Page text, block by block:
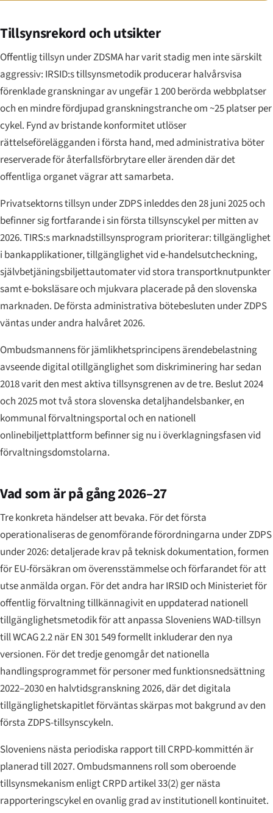
Tillsynsrekord och utsikter
Offentlig tillsyn under ZDSMA har varit stadig men inte särskilt
aggressiv: IRSID:s tillsynsmetodik producerar halvårsvisa
förenklade granskningar av ungefär 1 200 berörda webbplatser
och en mindre fördjupad granskningstranche om ~25 platser per
cykel. Fynd av bristande konformitet utlöser
rättelseförelägganden i första hand, med administrativa böter
reserverade för återfallsförbrytare eller ärenden där det
offentliga organet vägrar att samarbeta.
Privatsektorns tillsyn under ZDPS inleddes den 28 juni 2025 och
befinner sig fortfarande i sin första tillsynscykel per mitten av
2026. TIRS:s marknadstillsynsprogram prioriterar: tillgänglighet
i bankapplikationer, tillgänglighet vid e-handelsutcheckning,
självbetjäningsbiljettautomater vid stora transportknutpunkter
samt e-boksläsare och mjukvara placerade på den slovenska
marknaden. De första administrativa bötebesluten under ZDPS
väntas under andra halvåret 2026.
Ombudsmannens för jämlikhetsprincipens ärendebelastning
avseende digital otillgänglighet som diskriminering har sedan
2018 varit den mest aktiva tillsynsgrenen av de tre. Beslut 2024
och 2025 mot två stora slovenska detaljhandelsbanker, en
kommunal förvaltningsportal och en nationell
onlinebiljettplattform befinner sig nu i överklagningsfasen vid
förvaltningsdomstolarna.
Vad som är på gång 2026–27
Tre konkreta händelser att bevaka. För det första
operationaliseras de genomförande förordningarna under ZDPS
under 2026: detaljerade krav på teknisk dokumentation, formen
för EU-försäkran om överensstämmelse och förfarandet för att
utse anmälda organ. För det andra har IRSID och Ministeriet för
offentlig förvaltning tillkännagivit en uppdaterad nationell
tillgänglighetsmetodik för att anpassa Sloveniens WAD-tillsyn
till WCAG 2.2 när EN 301 549 formellt inkluderar den nya
versionen. För det tredje genomgår det nationella
handlingsprogrammet för personer med funktionsnedsättning
2022–2030 en halvtidsgranskning 2026, där det digitala
tillgänglighetskapitlet förväntas skärpas mot bakgrund av den
första ZDPS-tillsynscykeln.
Sloveniens nästa periodiska rapport till CRPD-kommittén är
planerad till 2027. Ombudsmannens roll som oberoende
tillsynsmekanism enligt CRPD artikel 33(2) ger nästa
rapporteringscykel en ovanlig grad av institutionell kontinuitet.